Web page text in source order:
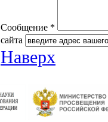
Сообщение *
сайта
Наверх